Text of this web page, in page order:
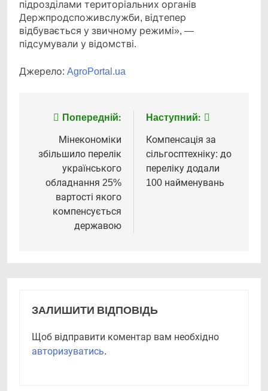
підрозділами територіальних органів
Держпродспоживслужби, відтепер
відбувається у звичному режимі», —
підсумували у відомстві.
Джерело: AgroPortal.ua
Навігація
записів
Попередній:
Мінекономіки
збільшило перелік
українського
обладнання 25%
вартості якого
компенсується
державою
Наступний:
Компенсація за
сільгосптехніку: до
переліку додали
100 найменувань
ЗАЛИШИТИ ВІДПОВІДЬ
Щоб відправити коментар вам необхідно
авторизуватись.